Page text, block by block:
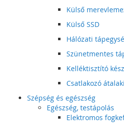
Külső
Külső SSD
Hálózati
Szünetmentes
Kelléktisztító
Csatlakozó
Szépség és egészség
Egészség, testápolás
Elektromos